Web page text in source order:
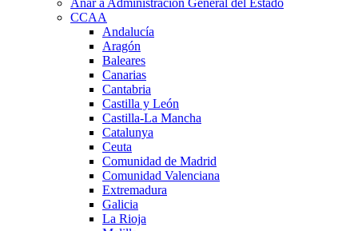
CCAA
Andalucía
Aragón
Baleares
Canarias
Cantabria
Castilla y León
Castilla-La Mancha
Catalunya
Ceuta
Comunidad de Madrid
Comunidad Valenciana
Extremadura
Galicia
La Rioja